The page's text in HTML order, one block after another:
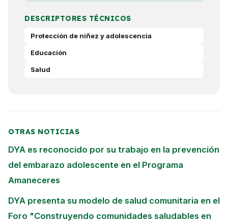
DESCRIPTORES TÉCNICOS
Protección de niñez y adolescencia
Educación
Salud
OTRAS NOTICIAS
DYA es reconocido por su trabajo en la prevención
del embarazo adolescente en el Programa
Amaneceres
DYA presenta su modelo de salud comunitaria en el
Foro "Construyendo comunidades saludables en